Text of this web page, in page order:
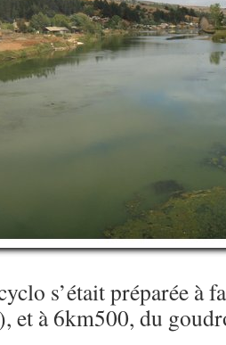
s’était préparée à
et à 6km500, du